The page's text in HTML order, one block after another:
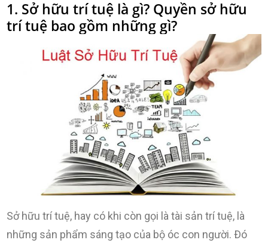
1. Sở hữu trí tuệ là gì? Quyền sở hữu
trí tuệ bao gồm những gì?
Sở hữu trí tuệ, hay có khi còn gọi là tài sản trí tuệ, là
những sản phẩm sáng tạo của bộ óc con người. Ðó